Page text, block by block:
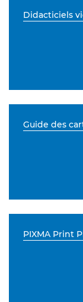
Didacticiels
Guide des
PIXMA Print